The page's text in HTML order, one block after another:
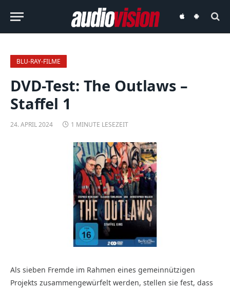
audiovisionaudiovision
BLU-RAY-FILME
DVD-Test: The Outlaws –
Staffel 1
24. APRIL 2024 1 MINUTE LESEZEIT
Als sieben Fremde im Rahmen eines gemeinnützigen
Projekts zusammengewürfelt werden, stellen sie fest, dass